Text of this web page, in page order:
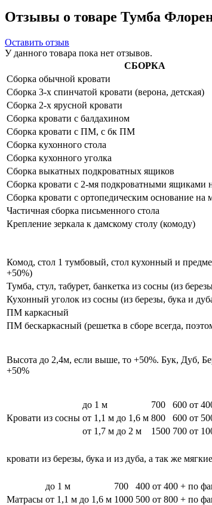
Отзывы о товаре Тумба
Оставить отзыв
У данного товара пока нет отзывов.
СБОРКА
Сборка обычной кровати
Сборка 3-х спинчатой кровати (верона, детская)
Сборка 2-х ярусной кровати
Сборка кровати с балдахином
Сборка кровати с ПМ, с бк ПМ
Сборка кухонного стола
Сборка кухонного уголка
Сборка выкатных подкроватных ящиков
Сборка кровати с 2-мя подкроватными ящиками
Сборка кровати с ортопедическим основание на
Частичная сборка письменного стола
Крепление зеркала к дамскому столу (комоду)
Комод, стол 1 тумбовый, стол кухонный и
+50%)
Тумба, стул, табурет, банкетка из сосны (из
Кухонный уголок из сосны (из березы, бука и
ПМ каркасный
ПМ бескаркасный (решетка в сборе всегда,
Высота до 2,4м, если выше, то +50%. Бук, Дуб,
+50%
Кровати из сосны
до 1 м 700 600 от
от 1,1 м до 1,6 м 800 600 от
от 1,7 м до 2 м
1500 700 от
кровати из березы, бука и из дуба, а так же
Матрасы
до 1 м 700 400 от 400 + по
от 1,1 м до 1,6 м 1000 500 от 800 + по